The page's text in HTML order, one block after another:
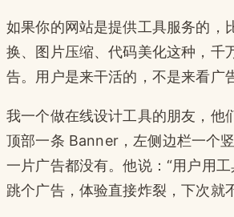
如果你的网站是提供工具服务的，
换、图片压缩、代码美化这种，千
告。用户是来干活的，不是来看广
我一个做在线设计工具的朋友，他
顶部一条 Banner，左侧边栏一个
一片广告都没有。他说：“用户用
跳个广告，体验直接炸裂，下次就